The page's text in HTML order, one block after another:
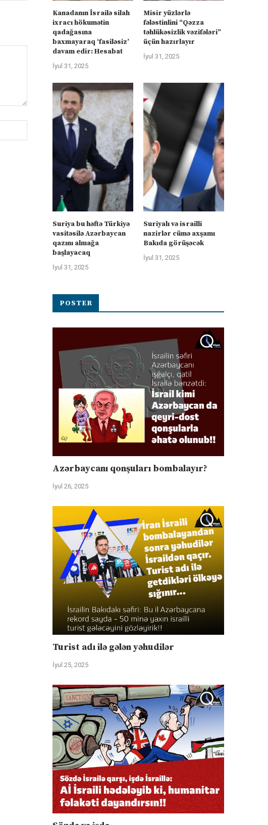
Kanadanın İsrailə silah
ixracı hökumətin
qadağasına
baxmayaraq ‘fasiləsiz’
davam edir: Hesabat
İyul 31, 2025
Misir yüzlərlə
fələstinlini “Qəzza
təhlükəsizlik vəzifələri”
üçün hazırlayır
İyul 31, 2025
Suriya bu həftə Türkiyə
vasitəsilə Azərbaycan
qazını almağa
başlayacaq
İyul 31, 2025
Suriyalı və israilli
nazirlər cümə axşamı
Bakıda görüşəcək
İyul 31, 2025
POSTER
Azərbaycanı qonşuları bombalayır?
İyul 26, 2025
Turist adı ilə gələn yəhudilər
İyul 25, 2025